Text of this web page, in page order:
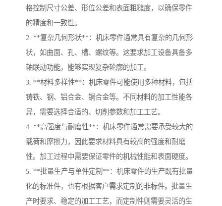
格控制尺寸公差、形位公差和表面粗糙度，以确保零件
的精度和一致性。
2. **复杂几何形状**：机床零件通常具有复杂的几何形
状，如曲面、孔、槽、螺纹等。这要求加工设备具备多
轴联动功能，能够实现复杂轮廓的加工。
3. **材料多样性**：机床零件可能使用多种材料，包括
铸铁、钢、铝合金、铜合金等。不同材料的加工性能各
异，需要选择合适的、切削参数和加工工艺。
4. **高强度与耐磨性**：机床零件通常需要承受较大的
载荷和摩擦力，因此要求材料具有较高的强度和耐磨
性。加工过程中需要保证零件的机械性能和表面硬度。
5. **批量生产与单件定制**：机床零件的生产既有批量
化的标准件，也有根据客户需求定制的非标件。批量生
产时要求、稳定的加工工艺，而定制件则需要灵活的生